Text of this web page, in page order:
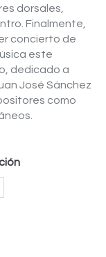
dorsales,
Finalmente,
concierto de
este
dedicado a
José Sánchez
como